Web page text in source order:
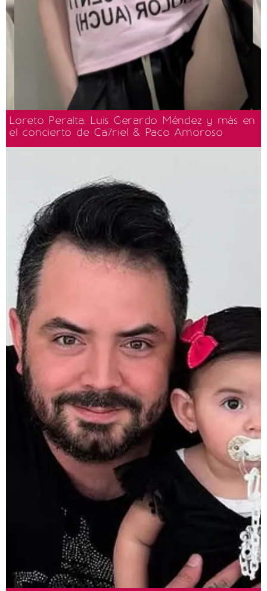
Loreto Peralta, Luis Gerardo Méndez y más en
el concierto de Ca7riel & Paco Amoroso